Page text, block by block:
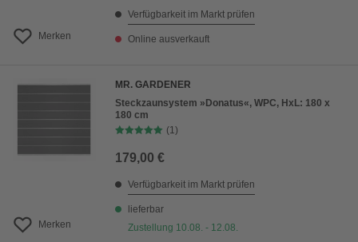
Merken
Verfügbarkeit im Markt prüfen
Online ausverkauft
Merken
MR. GARDENER
Steckzaunsystem »Donatus«, WPC, HxL: 180 x
180 cm
(1)
179,00 €
Verfügbarkeit im Markt prüfen
lieferbar
Zustellung 10.08. - 12.08.